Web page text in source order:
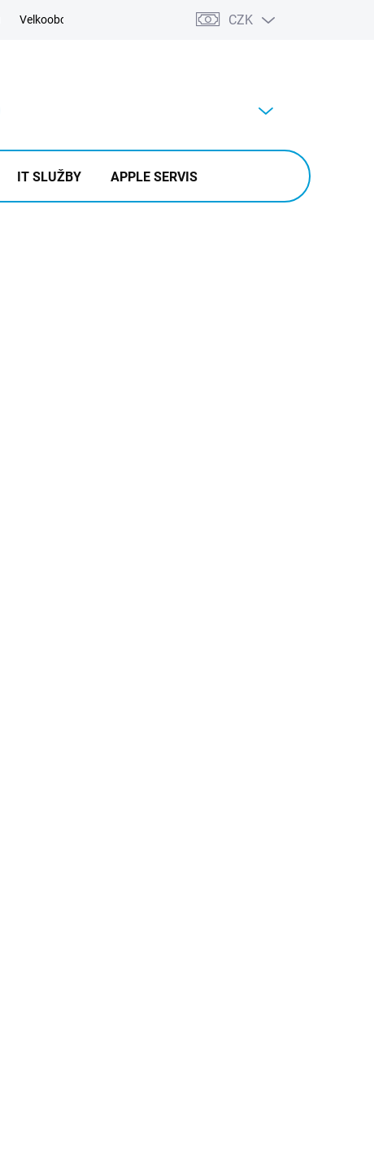
Velkoobchod Výkup CZK
IT SLUŽBY APPLE SERVIS